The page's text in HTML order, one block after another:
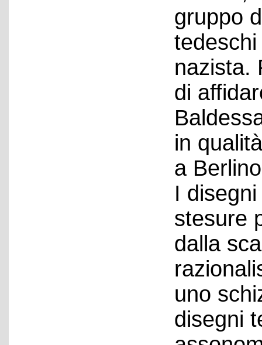
gruppo
nazista.
di
in
a
I
stesure
dalla
uno
disegni